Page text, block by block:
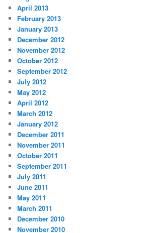
April 2013
February 2013
January 2013
December 2012
November 2012
October 2012
September 2012
July 2012
May 2012
April 2012
March 2012
January 2012
December 2011
November 2011
October 2011
September 2011
July 2011
June 2011
May 2011
March 2011
December 2010
November 2010